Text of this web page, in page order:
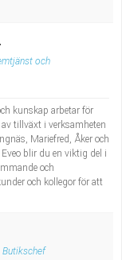
och
kunskap arbetar för
tillväxt i verksamheten
Mariefred, Åker och
blir du en viktig del i
och
och kollegor för att
Butikschef